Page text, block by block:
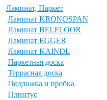
Ламинат, Паркет
Ламинат KRONOSPAN
Ламинат BELFLOOR
Ламинат EGGER
Ламинат KAINDL
Паркетная доска
Террасная доска
Подложка и пробка
Плинтус